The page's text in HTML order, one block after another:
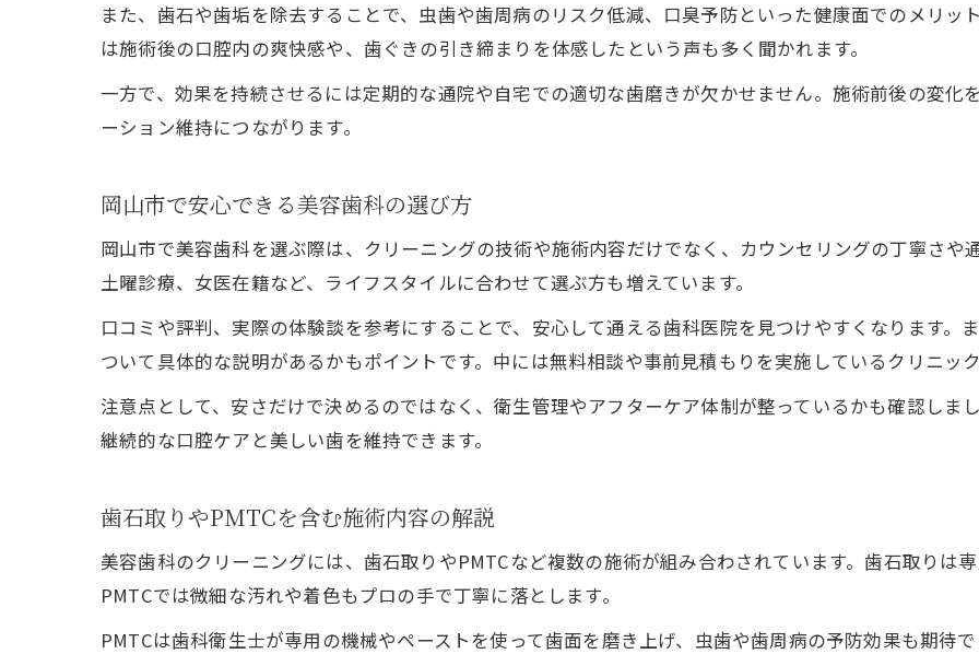
通いやすさやネット予約の利便性を比較
予防歯科と美容歯科の違いを知ろう
虫歯や歯周病予防に役立つポイント
歯の健康維持に役立つクリーニングの魅力
美容歯科クリーニングで健康を保つ理由
定期的なクリーニングの効果と重要性
また、歯石や歯垢を除去することで、虫歯や歯周病のリスク低減、口臭予防といった健康面でのメリッ
は施術後の口腔内の爽快感や、歯ぐきの引き締まりを体感したという声も多く聞かれます。
一方で、効果を持続させるには定期的な通院や自宅での適切な歯磨きが欠かせません。施術前後の変化
ーション維持につながります。
岡山市で安心できる美容歯科の選び方
岡山市で美容歯科を選ぶ際は、クリーニングの技術や施術内容だけでなく、カウンセリングの丁寧さや
土曜診療、女医在籍など、ライフスタイルに合わせて選ぶ方も増えています。
口コミや評判、実際の体験談を参考にすることで、安心して通える歯科医院を見つけやすくなります。
ついて具体的な説明があるかもポイントです。中には無料相談や事前見積もりを実施しているクリニッ
注意点として、安さだけで決めるのではなく、衛生管理やアフターケア体制が整っているかも確認しま
継続的な口腔ケアと美しい歯を維持できます。
歯石取りやPMTCを含む施術内容の解説
美容歯科のクリーニングには、歯石取りやPMTCなど複数の施術が組み合わされています。歯石取りは
PMTCでは微細な汚れや着色もプロの手で丁寧に落とします。
PMTCは歯科衛生士が専用の機械やペーストを使って歯面を磨き上げ、虫歯や歯周病の予防効果も期待